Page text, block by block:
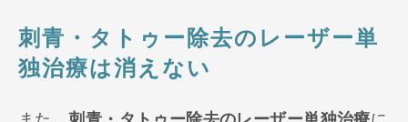
刺青・タトゥー除去のレーザー単
独治療は消えない